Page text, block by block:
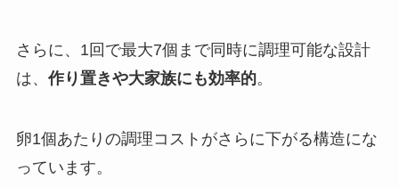
さらに、1回で最大7個まで同時に調理可能な設計
は、 作り置きや大家族にも効率的。
卵1個あたりの調理コストがさらに下がる構造にな
っています。